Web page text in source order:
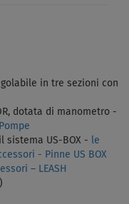
in tre sezioni con
dotata di manometro -
US-BOX - le
- Pinne US BOX
– LEASH